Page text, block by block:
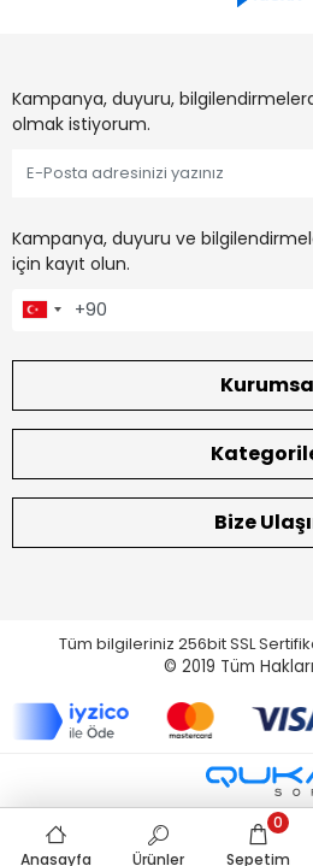
Kampanya, duyuru,
olmak istiyorum.
Kampanya, duyuru ve
için kayıt olun.
Bize
Tüm bilgileriniz 256bit SSL
© 2019 Tüm
Anasayfa Ürünler Sepetim
0